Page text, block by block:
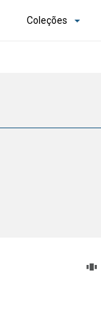
Coleções